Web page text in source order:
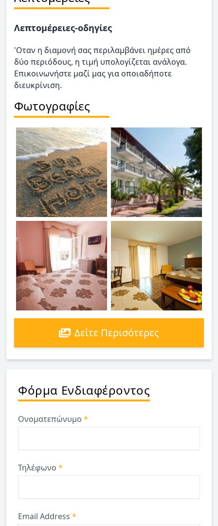
Λεπτομέρειες-οδηγίες
'Οταν η διαμονή σας περιλαμβάνει ημέρες από
δύο περιόδους, η τιμή υπολογίζεται ανάλογα.
Επικοινωνήστε μαζί μας για οποιαδήποτε
διευκρίνιση.
Φωτογραφίες
Δείτε Περισότερες
Φόρμα Ενδιαφέροντος
Ονοματεπώνυμο *
Τηλέφωνο *
Email Address *